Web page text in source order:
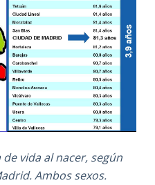
vida al nacer, según
Ambos sexos.